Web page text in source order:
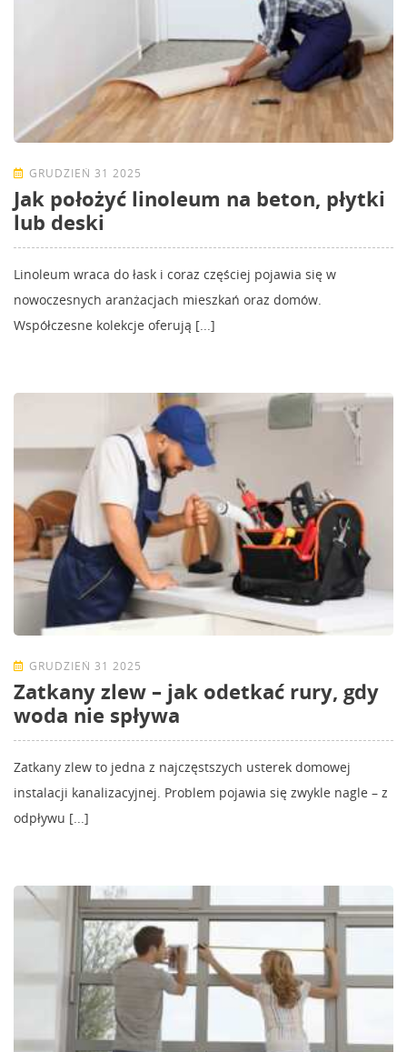
GRUDZIEŃ 31 2025
Jak położyć linoleum na beton, płytki
lub deski
Linoleum wraca do łask i coraz częściej pojawia się w
nowoczesnych aranżacjach mieszkań oraz domów.
Współczesne kolekcje oferują [...]
GRUDZIEŃ 31 2025
Zatkany zlew – jak odetkać rury, gdy
woda nie spływa
Zatkany zlew to jedna z najczęstszych usterek domowej
instalacji kanalizacyjnej. Problem pojawia się zwykle nagle – z
odpływu [...]